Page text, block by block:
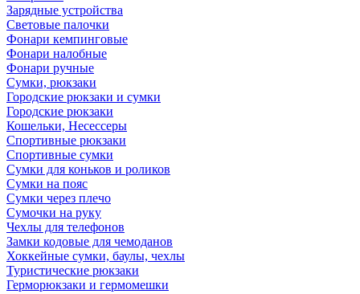
Зарядные устройства
Световые палочки
Фонари кемпинговые
Фонари налобные
Фонари ручные
Сумки, рюкзаки
Городские рюкзаки и сумки
Городские рюкзаки
Кошельки, Несессеры
Спортивные рюкзаки
Спортивные сумки
Сумки для коньков и роликов
Сумки на пояс
Сумки через плечо
Сумочки на руку
Чехлы для телефонов
Замки кодовые для чемоданов
Хоккейные сумки, баулы, чехлы
Туристические рюкзаки
Герморюкзаки и гермомешки